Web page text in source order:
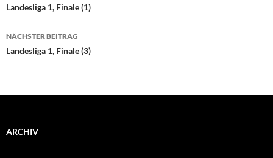
Landesliga 1, Finale (1)
NÄCHSTER BEITRAG
Landesliga 1, Finale (3)
ARCHIV